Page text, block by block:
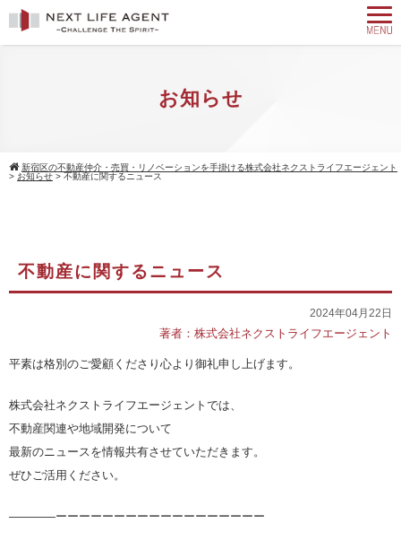
お知らせ
新宿区の不動産仲介・売買・リノベーションを手掛ける株式会社ネクストライフエージェント
> お知らせ > 不動産に関するニュース
不動産に関するニュース
2024年04月22日
著者：株式会社ネクストライフエージェント
平素は格別のご愛顧くださり心より御礼申し上げます。
株式会社ネクストライフエージェントでは、
不動産関連や地域開発について
最新のニュースを情報共有させていただきます。
ぜひご活用ください。
————ーーーーーーーーーーーーーーーーーー